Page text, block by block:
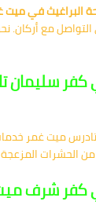
البراغيث في ميت
مع أركان.
كفر سليمان
ميت غمر
من الحشرات
كفر شرف